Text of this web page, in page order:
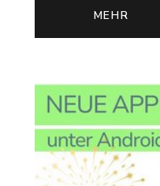
MEHR